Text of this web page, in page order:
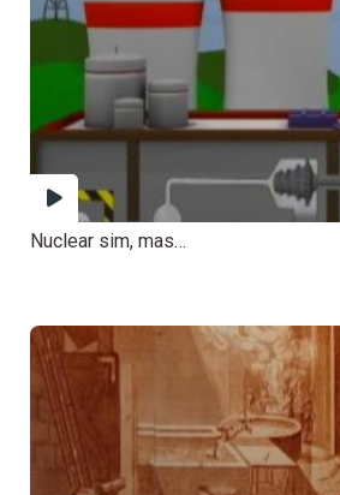
Nuclear sim, mas…